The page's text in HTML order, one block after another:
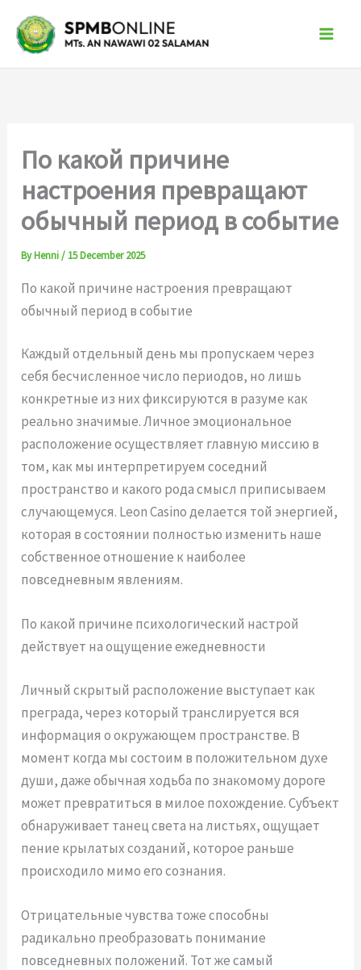
content
По какой причине
настроения превращают
обычный период в событие
ByHenni/ 15 December 2025
По какой причине настроения превращают
обычный период в событие
Каждый отдельный день мы пропускаем через
себя бесчисленное число периодов, но лишь
конкретные из них фиксируются в разуме как
реально значимые. Личное эмоциональное
расположение осуществляет главную миссию в
том, как мы интерпретируем соседний
пространство и какого рода смысл приписываем
случающемуся. Leon Casino делается той энергией,
которая в состоянии полностью изменить наше
собственное отношение к наиболее
повседневным явлениям.
По какой причине психологический настрой
действует на ощущение ежедневности
Личный скрытый расположение выступает как
преграда, через который транслируется вся
информация о окружающем пространстве. В
момент когда мы состоим в положительном духе
души, даже обычная ходьба по знакомому дороге
может превратиться в милое похождение. Субъект
обнаруживает танец света на листьях, ощущает
пение крылатых созданий, которое раньше
происходило мимо его сознания.
Отрицательные чувства тоже способны
радикально преобразовать понимание
повседневных положений. Тот же самый